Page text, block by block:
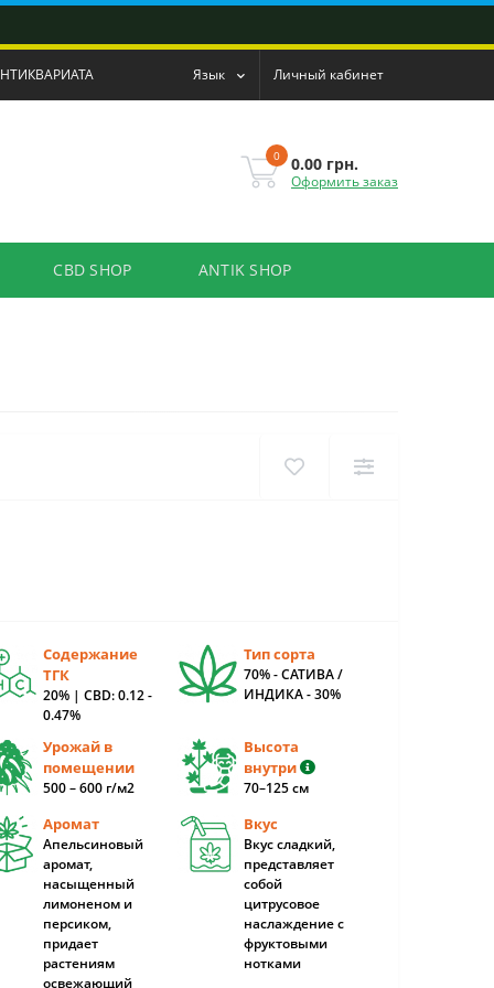
Язык Личный кабинет
0 0.00 грн.
Оформить заказ
CBD SHOP ANTIK SHOP
Содержание
ТГК
20% | CBD: 0.12 -
0.47%
Тип сорта
70% - САТИВА /
ИНДИКА - 30%
Урожай в
помещении
500 – 600 г/м2
Высота
внутри
70–125 cм
Аромат
Апельсиновый
аромат,
насыщенный
лимоненом и
персиком,
придает
растениям
освежающий
Вкус
Вкус сладкий,
представляет
собой
цитрусовое
наслаждение с
фруктовыми
нотками